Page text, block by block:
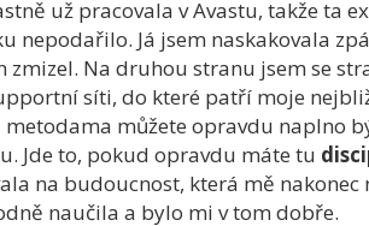
už pracovala v Avastu, takže ta
nepodařilo. Já jsem naskakovala
Na druhou stranu jsem se
síti, do které patří moje
můžete opravdu naplno
Jde to, pokud opravdu máte tu
na budoucnost, která mě nakonec
naučila a bylo mi v tom dobře.